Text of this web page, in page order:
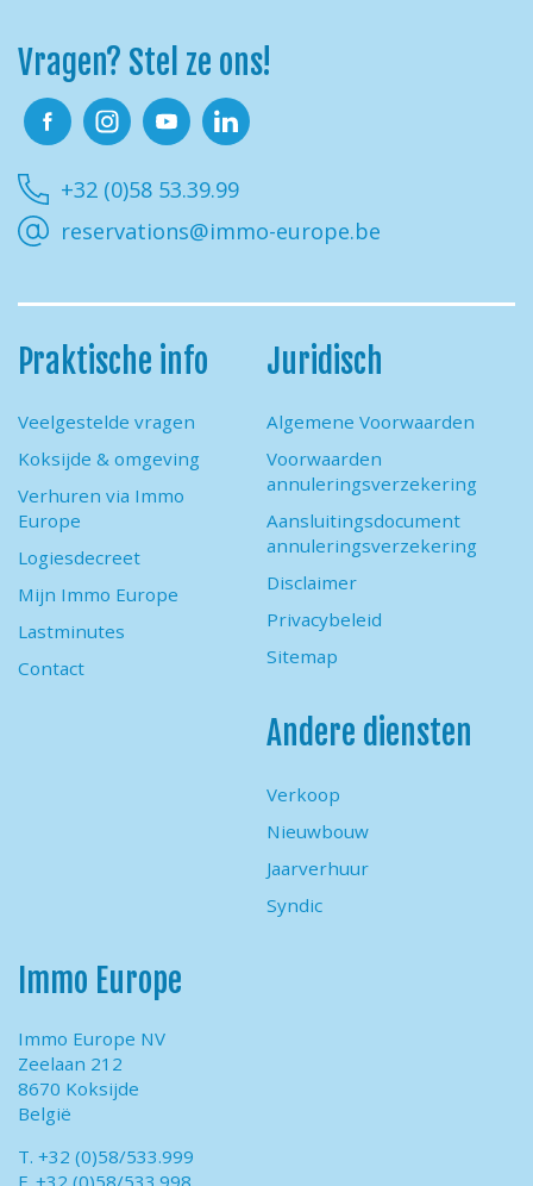
Vragen? Stel ze ons!
+32 (0)58 53.39.99
reservations@immo-europe.be
Praktische info
Veelgestelde vragen
Koksijde & omgeving
Verhuren via Immo
Europe
Logiesdecreet
Mijn Immo Europe
Lastminutes
Contact
Juridisch
Algemene Voorwaarden
Voorwaarden
annuleringsverzekering
Aansluitingsdocument
annuleringsverzekering
Disclaimer
Privacybeleid
Sitemap
Andere diensten
Verkoop
Nieuwbouw
Jaarverhuur
Syndic
Immo Europe
Immo Europe NV
Zeelaan 212
8670 Koksijde
België
T. +32 (0)58/533.999